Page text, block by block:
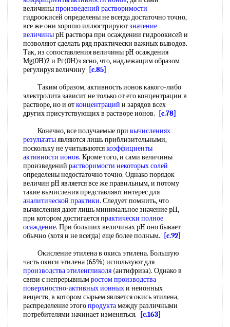
величиныпроизведений растворимости
гидроокисей определены не всегда достаточно точно,
все же они хорошо иллюстрируютзначение
величиныpH раствора при осаждении гидроокисей и
позволяют сделать ряд практически важных выводов.
Так, из сопоставления величины pH осаждения
Mg(0H)2 и Рг(0Н)з ясно, что, надлежащим образом
регулируя величину [c.85]
Таким образом, активность ионов какого-либо
электролита зависит не только от его концентрации в
растворе, но и отконцентраций и зарядов всех
других присутствующих в растворе ионов.
[c.78]
Конечно, все получаемые при вычислениях
результатыявляются лишь приблизительными,
поскольку не учитываютсякоэффициенты
активности ионов. Кроме того, и сами величины
произведений растворимости некоторых солей
определены недостаточно точно. Однако порядок
величин pH является все же правильным, и потому
такие вычисления представляют интерес для
аналитической практики. Следует помнить, что
вычисления дают лишь минимальное значение pH,
при котором достигаетсяпрактически полное
осаждение. При больших величинах pH оно бывает
обычно (хотя и не всегда) еще более полным.
[c.92]
Окисление этилена в окись этилена. Большую
часть окиси этилена (65%) используют для
производства этиленгликоля (антифриза). Однако в
связи с непрерывнымростом производства
поверхностно-активных ионныхи неионных
веществ, в котором сырьем является окись этилена,
распределение этогопродуктамежду различными
потребителями начинает изменяться.
[c.163]